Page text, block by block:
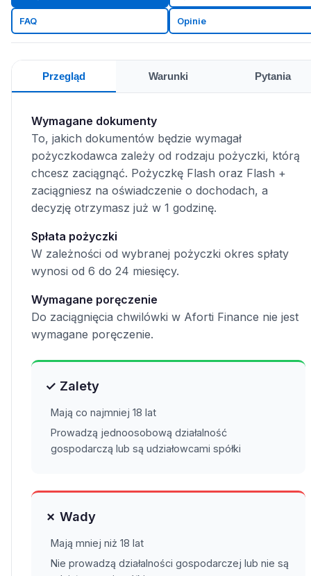
FAQ Opinie
Przegląd Warunki Pytania
Wymagane dokumenty
To, jakich dokumentów będzie wymagał
pożyczkodawca zależy od rodzaju pożyczki, którą
chcesz zaciągnąć. Pożyczkę Flash oraz Flash +
zaciągniesz na oświadczenie o dochodach, a
decyzję otrzymasz już w 1 godzinę.
Spłata pożyczki
W zależności od wybranej pożyczki okres spłaty
wynosi od 6 do 24 miesięcy.
Wymagane poręczenie
Do zaciągnięcia chwilówki w Aforti Finance nie jest
wymagane poręczenie.
✓ Zalety
Mają co najmniej 18 lat
Prowadzą jednoosobową działalność
gospodarczą lub są udziałowcami spółki
✗ Wady
Mają mniej niż 18 lat
Nie prowadzą działalności gospodarczej lub nie są